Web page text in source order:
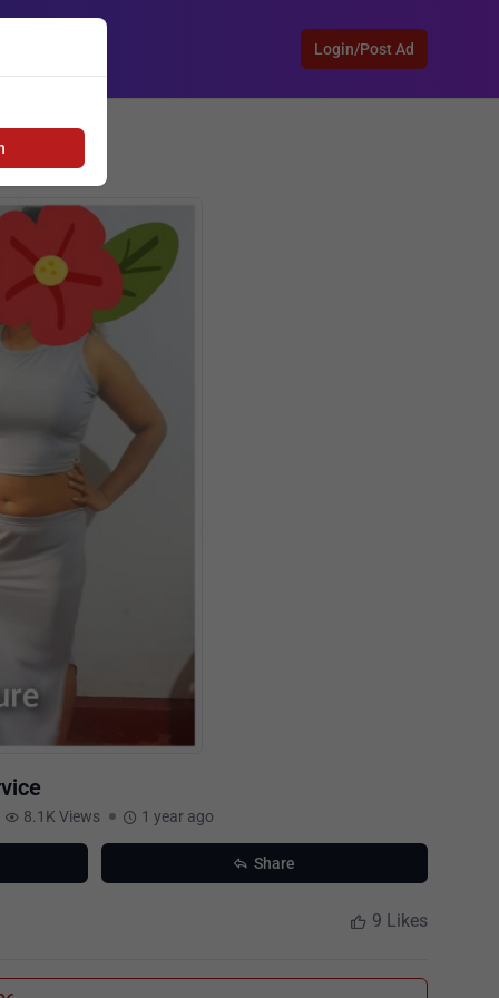
Login/Post Ad
8.1K Views 1 year ago
Share
9 Likes